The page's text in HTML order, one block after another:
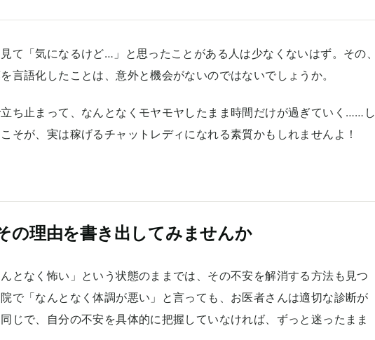
て「気になるけど…」と思ったことがある人は少なくないはず。その、
言語化したことは、意外と機会がないのではないでしょうか。
ち止まって、なんとなくモヤモヤしたまま時間だけが過ぎていく……し
そが、実は稼げるチャットレディになれる素質かもしれませんよ！
の理由を書き出してみませんか
んとなく怖い」という状態のままでは、その不安を解消する方法も見つ
で「なんとなく体調が悪い」と言っても、お医者さんは適切な診断が
じで、自分の不安を具体的に把握していなければ、ずっと迷ったまま